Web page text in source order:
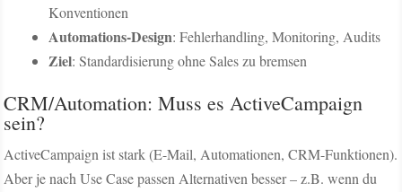
Konventionen
Automations-Design: Fehlerhandling, Monitoring, Audits
Ziel: Standardisierung ohne Sales zu bremsen
CRM/Automation: Muss es ActiveCampaign
sein?
ActiveCampaign ist stark (E-Mail, Automationen, CRM-Funktionen).
Aber je nach Use Case passen Alternativen besser – z.B. wenn du